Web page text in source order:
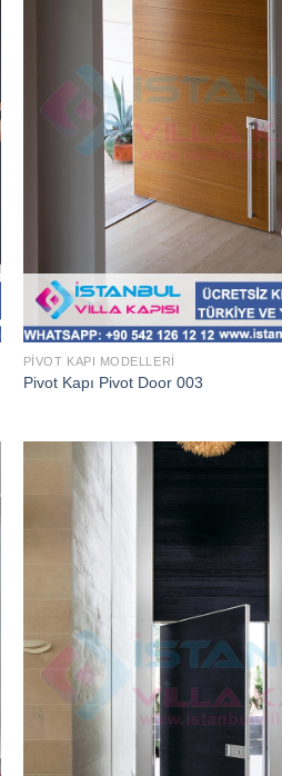
PIVOT KAPI MODELLERI
Pivot Kapı Pivot Door 003